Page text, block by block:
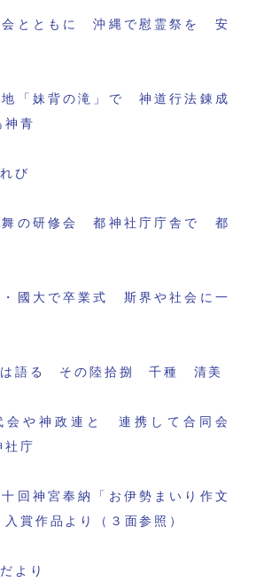
会とともに 沖縄で慰霊祭を 安
地「妹背の滝」で 神道行法錬成
青
び
舞の研修会 都神社庁庁舎で 都
・國大で卒業式 斯界や社会に一
は語る その陸拾捌 千種 清美
会や神政連と 連携して合同会
庁
回神宮奉納「お伊勢まいり作文
賞作品より（３面参照）
より